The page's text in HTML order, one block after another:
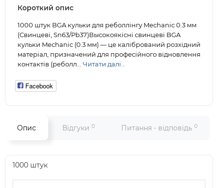
Короткий опис
1000 штук BGA кульки для реболлінгу Mechanic 0.3 мм
(Свинцеві, Sn63/Pb37)Высокоякісні свинцеві BGA
кульки Mechanic (0.3 мм) — це калібрований розхідний
матеріал, призначений для професійного відновлення
контактів (реболл... Читати далі...
Facebook
Опис Відгуки 0 Питання - відповідь 0
1000 штук